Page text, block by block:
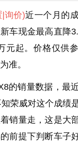
|询价)近一个月的
车现金最高直降
元起。价格仅供
准。
的销量数据，最
荣威对这个成绩
销量走，这是大
前提下判断车子